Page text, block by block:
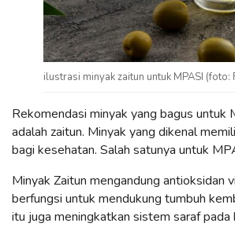
ilustrasi minyak zaitun untuk MPASI (foto:
Rekomendasi minyak yang bagus untuk
adalah zaitun. Minyak yang dikenal
bagi kesehatan. Salah satunya untuk
Minyak Zaitun mengandung antioksidan
berfungsi untuk mendukung tumbuh
itu juga meningkatkan sistem saraf pada